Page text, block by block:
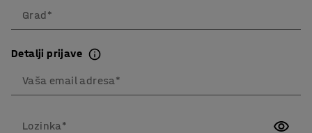
Grad*
Detalji prijave
Vaša email adresa*
Lozinka*